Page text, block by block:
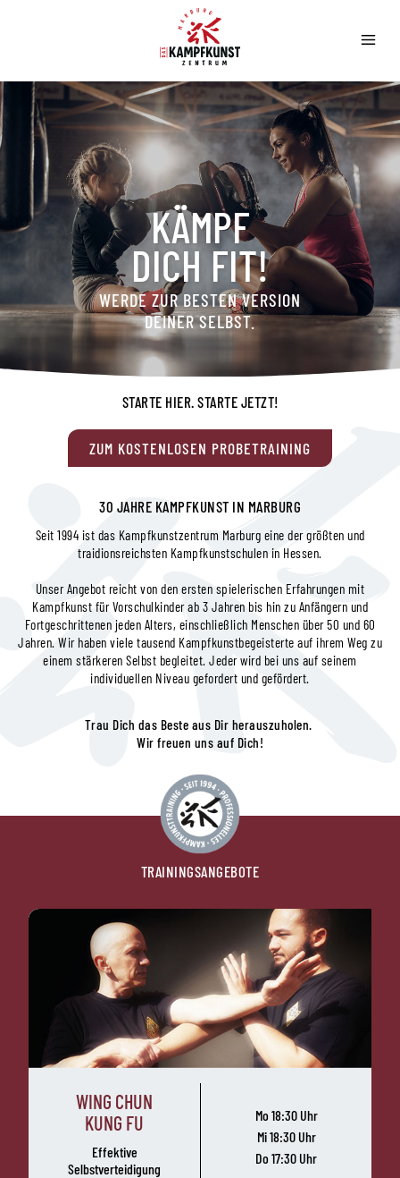
KÄMPF
DICH FIT!
WERDE ZUR BESTEN VERSION
DEINER SELBST.
STARTE HIER. STARTE JETZT!
ZUM KOSTENLOSEN PROBETRAINING
30 JAHRE KAMPFKUNST IN MARBURG
Seit 1994 ist das Kampfkunstzentrum Marburg eine der größten und
traidionsreichsten Kampfkunstschulen in Hessen.
Unser Angebot reicht von den ersten spielerischen Erfahrungen mit
Kampfkunst für Vorschulkinder ab 3 Jahren bis hin zu Anfängern und
Fortgeschrittenen jeden Alters, einschließlich Menschen über 50 und 60
Jahren. Wir haben viele tausend Kampfkunstbegeisterte auf ihrem Weg zu
einem stärkeren Selbst begleitet. Jeder wird bei uns auf seinem
individuellen Niveau gefordert und gefördert.
Trau Dich das Beste aus Dir herauszuholen.
Wir freuen uns auf Dich!
TRAININGSANGEBOTE
WING CHUN
KUNG FU
Effektive
Selbstverteidigung
Mo 18:30 Uhr
Mi 18:30 Uhr
Do 17:30 Uhr